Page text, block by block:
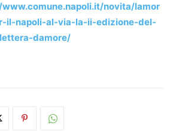
novita/lamor
il-napoli-al-via-la-ii-edizione-del-
damore/